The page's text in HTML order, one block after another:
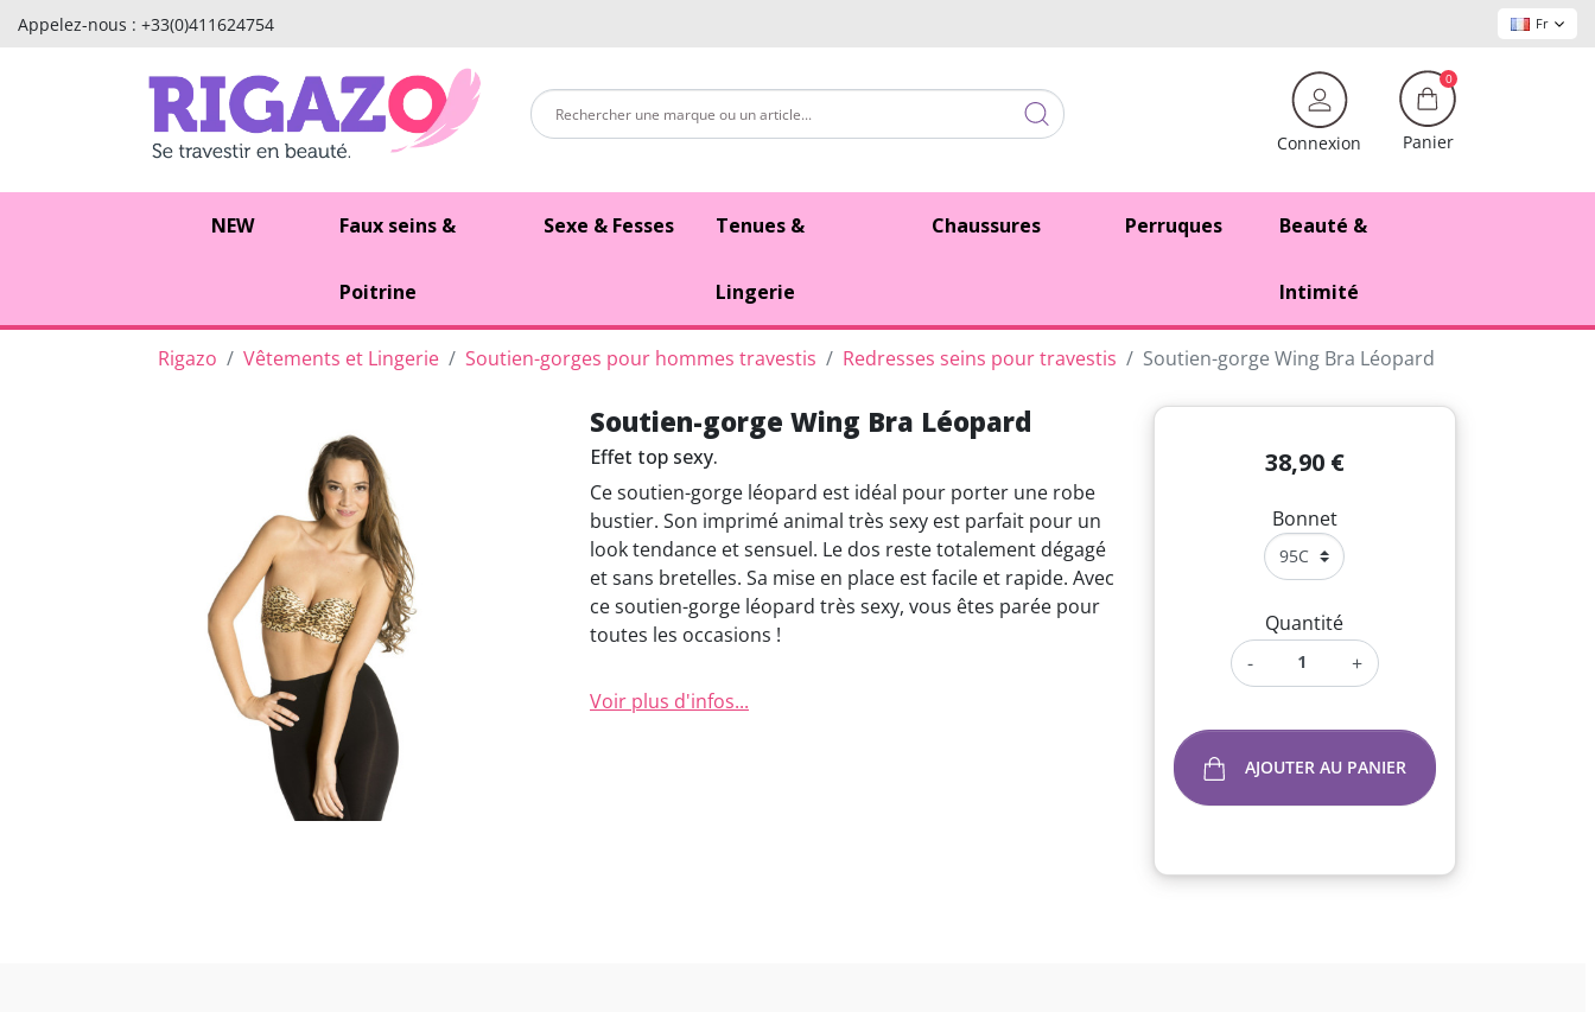
Appelez-nous : +33(0)411624754 Fr
Connexion
0
Panier
NEW Faux seins &
Poitrine
Sexe & Fesses Tenues &
Lingerie
Chaussures Perruques Beauté &
Intimité
Rigazo Vêtements et Lingerie Soutien-gorges pour hommes travestis Redresses seins pour travestis Soutien-gorge Wing Bra Léopard
Soutien-gorge Wing Bra Léopard
Effet top sexy.
Ce soutien-gorge léopard est idéal pour porter une robe
bustier. Son imprimé animal très sexy est parfait pour un
look tendance et sensuel. Le dos reste totalement dégagé
et sans bretelles. Sa mise en place est facile et rapide. Avec
ce soutien-gorge léopard très sexy, vous êtes parée pour
toutes les occasions !
Voir plus d'infos...
38,90 €
Bonnet
Quantité
-
+
AJOUTER AU PANIER